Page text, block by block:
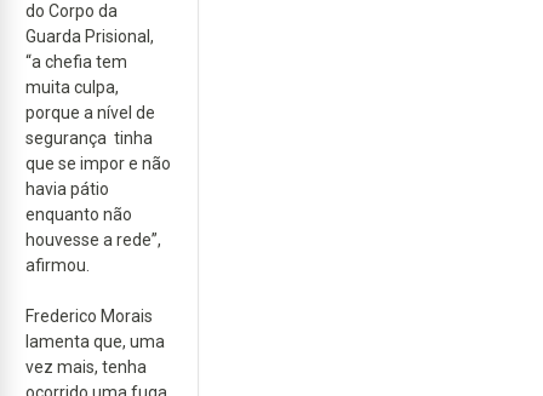
do Corpo da
Guarda Prisional,
“a chefia tem
muita culpa,
porque a nível de
segurança tinha
que se impor e não
havia pátio
enquanto não
houvesse a rede”,
afirmou.
Frederico Morais
lamenta que, uma
vez mais, tenha